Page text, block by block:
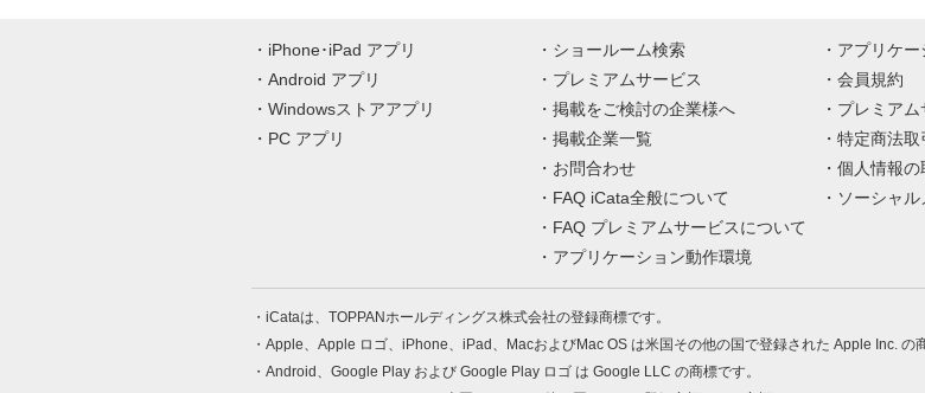
iPhone･iPad アプリ
Android アプリ
Windowsストアアプリ
PC アプリ
ショールーム検索
プレミアムサービス
掲載をご検討の企業様へ
掲載企業一覧
お問合わせ
FAQ iCata全般について
FAQ プレミアムサービスについて
アプリケーション動作環境
アプリケ
会員規約
プレミア
特定商法取
個人情報の
ソーシャ
iCataは、TOPPANホールディングス株式会社の登録商標です。
Apple、Apple ロゴ、iPhone、iPad、MacおよびMac OS は米国その他の国で登録された Apple Inc. の
Android、Google Play および Google Play ロゴ は Google LLC の商標です。